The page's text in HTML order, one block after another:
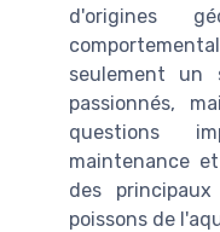
d'origines
seulement un
passionnés,
questions
maintenance
des
poissons de